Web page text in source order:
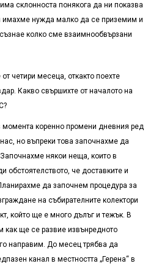
склонноста понякога да ни показва
нужда малко да се приземим и
колко сме взаимнообвързани
месеца, откакто поехте
Какво свършихте от началото на
коренно промени дневния ред
но въпреки това започнахме да
някои неща, които в
обстоятелството, че доставките и
да започнем процедура за
на събирателните колектори
който ще е много дълъг и тежък. В
ще се развие извънредното
направим. До месец трябва да
канал в местността „Герена“ в